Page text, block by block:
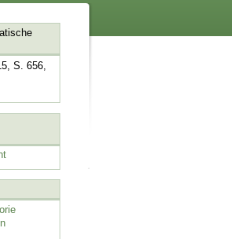
S. 656,